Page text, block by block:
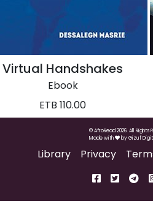
Virtual Handshakes
Ebook
ETB 110.00
© AfroRead 2026. All Rights
Made with
byGizuf
Library Privacy